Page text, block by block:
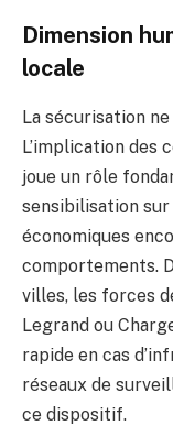
Dimension
locale
La sécurisation
L’implication des
joue un rôle
sensibilisation
économiques
comportements.
villes, les forces
Legrand ou
rapide en cas
réseaux de
ce dispositif.